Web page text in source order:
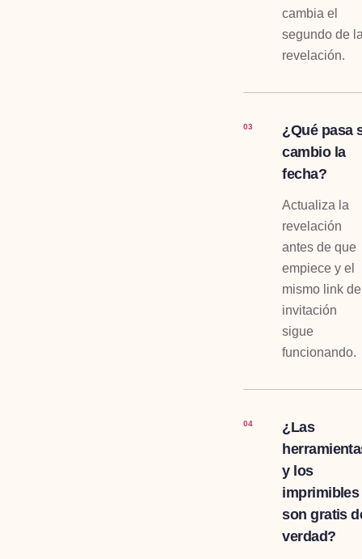
cambia el
segundo de
revelación.
03
¿Qué pasa
cambio la
fecha?
Actualiza la
revelación
antes de que
empiece y el
mismo link de
invitación
sigue
funcionando.
04
¿Las
y los
imprimibles
son gratis
verdad?